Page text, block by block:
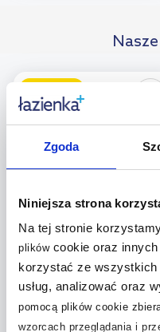
Zgoda
Niniejsza strona
Na tej stronie
plikówcookie oraz innych
korzystać ze
usług, analizować oraz
pomocą plików cookie
wzorcach przeglądania i
porównania
Dostępność:24h!
Grohe element
podtynkowy baterii 2-
otworowej 23571000